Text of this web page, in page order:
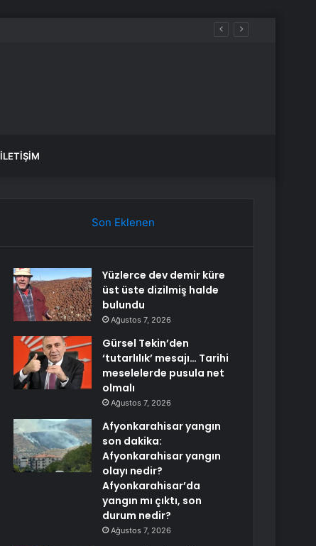
İLETIŞIM
Son Eklenen
Yüzlerce dev demir küre
üst üste dizilmiş halde
bulundu
Ağustos 7, 2026
Gürsel Tekin’den
‘tutarlılık’ mesajı… Tarihi
meselelerde pusula net
olmalı
Ağustos 7, 2026
Afyonkarahisar yangın
son dakika:
Afyonkarahisar yangın
olayı nedir?
Afyonkarahisar’da
yangın mı çıktı, son
durum nedir?
Ağustos 7, 2026